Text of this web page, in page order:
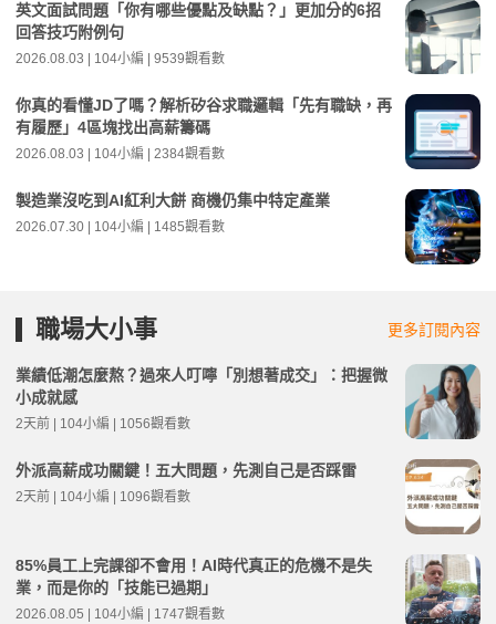
英文面試問題「你有哪些優點及缺點？」更加分的6招
回答技巧附例句
2026.08.03 | 104小編 | 9539觀看數
你真的看懂JD了嗎？解析矽谷求職邏輯「先有職缺，再
有履歷」4區塊找出高薪籌碼
2026.08.03 | 104小編 | 2384觀看數
製造業沒吃到AI紅利大餅 商機仍集中特定產業
2026.07.30 | 104小編 | 1485觀看數
職場大小事 更多訂閱內容
業績低潮怎麼熬？過來人叮嚀「別想著成交」：把握微
小成就感
2天前 | 104小編 | 1056觀看數
外派高薪成功關鍵！五大問題，先測自己是否踩雷
2天前 | 104小編 | 1096觀看數
85%員工上完課卻不會用！AI時代真正的危機不是失
業，而是你的「技能已過期」
2026.08.05 | 104小編 | 1747觀看數